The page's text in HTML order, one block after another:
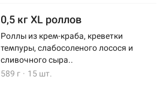
0,5 кг XL роллов
Роллы из крем-краба, креветки
темпуры, слабосоленого лосося и
сливочного сыра..
589 г · 15 шт.